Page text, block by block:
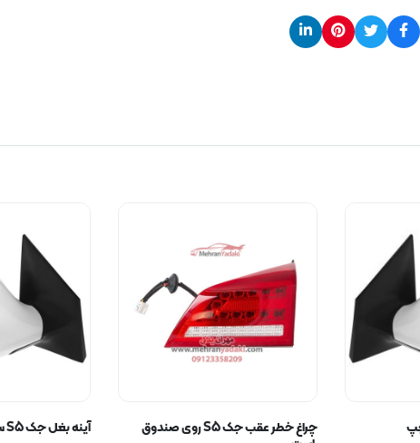
چراغ خطر عقب جک S5 روی صندوق
آینه بغل جک S5 سمت راست